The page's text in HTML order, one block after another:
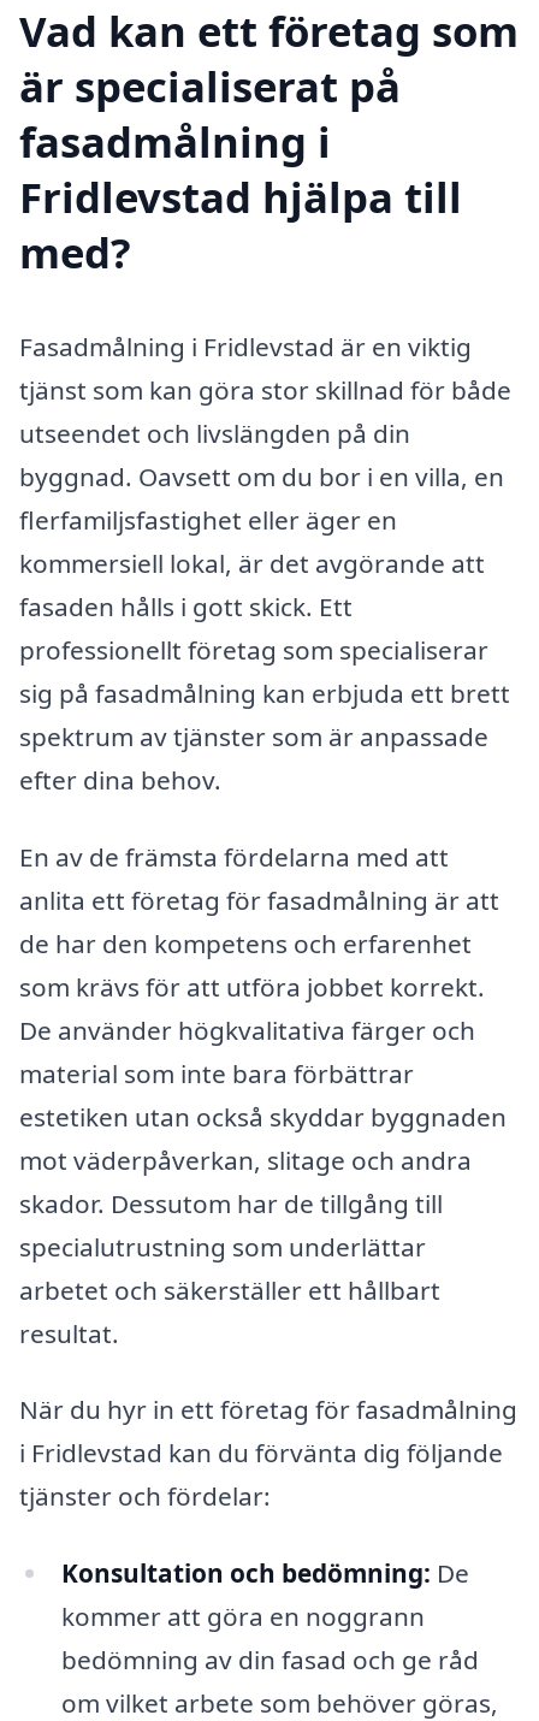
Vad kan ett företag som
är specialiserat på
fasadmålning i
Fridlevstad hjälpa till
med?
Fasadmålning i Fridlevstad är en viktig
tjänst som kan göra stor skillnad för både
utseendet och livslängden på din
byggnad. Oavsett om du bor i en villa, en
flerfamiljsfastighet eller äger en
kommersiell lokal, är det avgörande att
fasaden hålls i gott skick. Ett
professionellt företag som specialiserar
sig på fasadmålning kan erbjuda ett brett
spektrum av tjänster som är anpassade
efter dina behov.
En av de främsta fördelarna med att
anlita ett företag för fasadmålning är att
de har den kompetens och erfarenhet
som krävs för att utföra jobbet korrekt.
De använder högkvalitativa färger och
material som inte bara förbättrar
estetiken utan också skyddar byggnaden
mot väderpåverkan, slitage och andra
skador. Dessutom har de tillgång till
specialutrustning som underlättar
arbetet och säkerställer ett hållbart
resultat.
När du hyr in ett företag för fasadmålning
i Fridlevstad kan du förvänta dig följande
tjänster och fördelar:
Konsultation och bedömning: De
kommer att göra en noggrann
bedömning av din fasad och ge råd
om vilket arbete som behöver göras,